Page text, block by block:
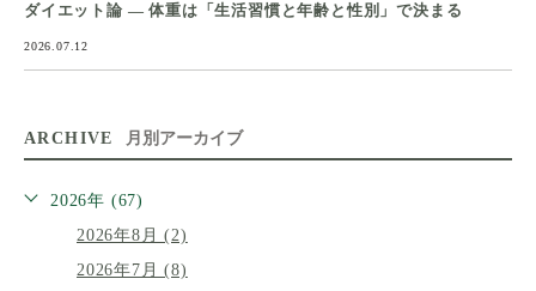
ダイエット論 ― 体重は「生活習慣と年齢と性別」で決まる
2026.07.12
ARCHIVE 月別アーカイブ
2026年 (67)
2026年8月 (2)
2026年7月 (8)